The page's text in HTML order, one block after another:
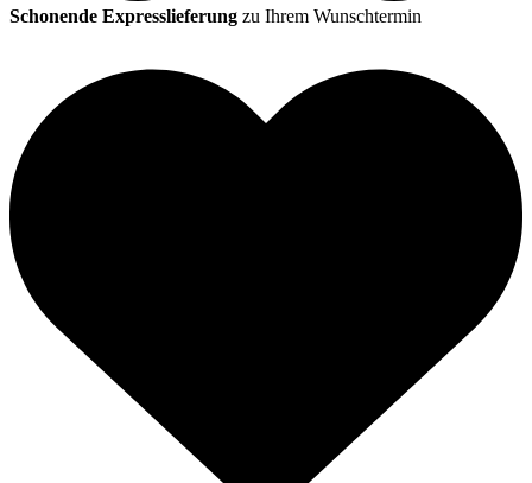
Schonende Expresslieferung zu Ihrem Wunschtermin